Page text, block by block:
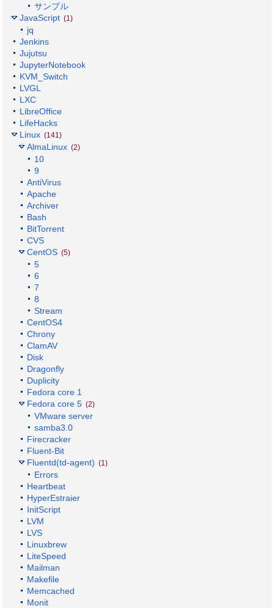
サンプル
JavaScript (1)
jq
Jenkins
Jujutsu
JupyterNotebook
KVM_Switch
LVGL
LXC
LibreOffice
LifeHacks
Linux (141)
AlmaLinux (2)
10
9
AntiVirus
Apache
Archiver
Bash
BitTorrent
CVS
CentOS (5)
5
6
7
8
Stream
CentOS4
Chrony
ClamAV
Disk
Dragonfly
Duplicity
Fedora core 1
Fedora core 5 (2)
VMware server
samba3.0
Firecracker
Fluent-Bit
Fluentd(td-agent) (1)
Errors
Heartbeat
HyperEstraier
InitScript
LVM
LVS
Linuxbrew
LiteSpeed
Mailman
Makefile
Memcached
Monit